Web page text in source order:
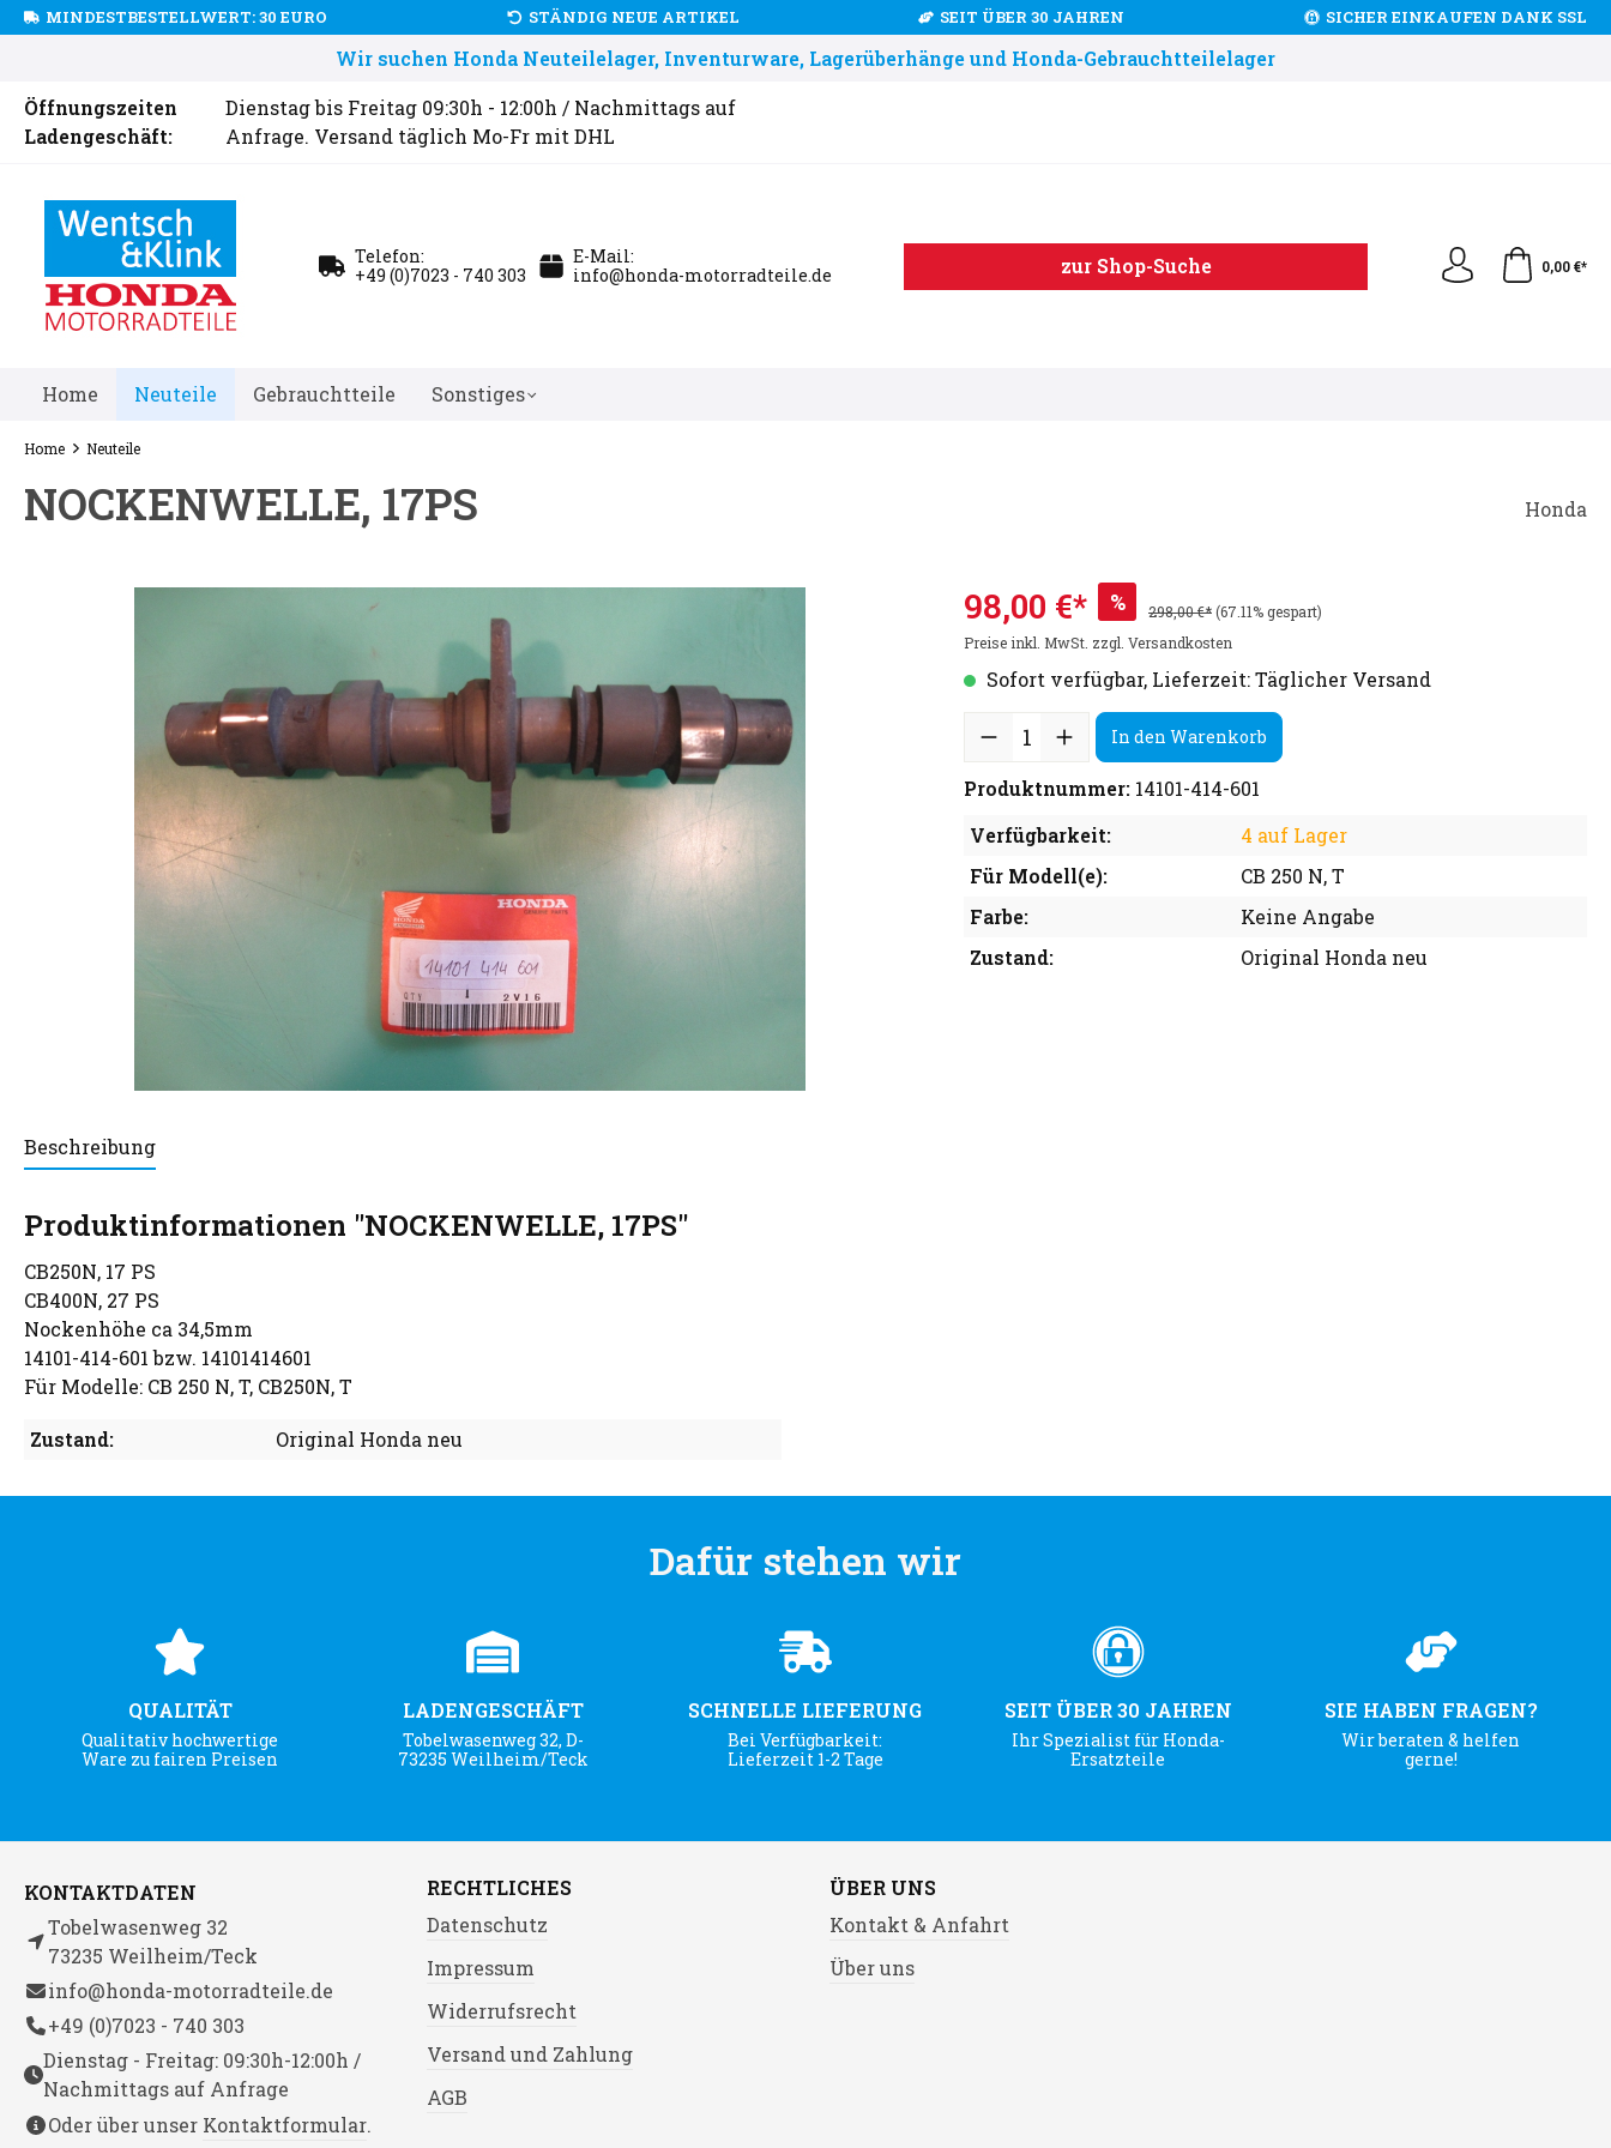
MINDESTBESTELLWERT: 30 EURO STÄNDIG NEUE ARTIKEL SEIT ÜBER 30 JAHREN SICHER EINKAUFEN DANK SSL
Wir suchen Honda Neuteilelager, Inventurware, Lagerüberhänge und Honda-Gebrauchtteilelager
Öffnungszeiten
Ladengeschäft:
Dienstag bis Freitag 09:30h - 12:00h / Nachmittags auf
Anfrage. Versand täglich Mo-Fr mit DHL
Telefon:
+49 (0)7023 - 740 303
E-Mail:
info@honda-motorradteile.de
zur Shop-Suche 0,00 €*
Home Neuteile Gebrauchtteile Sonstiges
Home Neuteile
NOCKENWELLE, 17PS Honda
98,00 €* % 298,00 €*(67.11% gespart)
Preise inkl. MwSt. zzgl. Versandkosten
Sofort verfügbar, Lieferzeit: Täglicher Versand
In den Warenkorb
Produktnummer: 14101-414-601
Verfügbarkeit:
4 auf Lager
Für Modell(e):
CB 250 N, T
Farbe:
Keine Angabe
Zustand:
Original Honda neu
Beschreibung
Produktinformationen "NOCKENWELLE, 17PS"
CB250N, 17 PS
CB400N, 27 PS
Nockenhöhe ca 34,5mm
14101-414-601 bzw. 14101414601
Für Modelle: CB 250 N, T, CB250N, T
Zustand: Original Honda neu
Dafür stehen wir
QUALITÄT
Qualitativ hochwertige
Ware zu fairen Preisen
LADENGESCHÄFT
Tobelwasenweg 32, D-
73235 Weilheim/Teck
SCHNELLE LIEFERUNG
Bei Verfügbarkeit:
Lieferzeit 1-2 Tage
SEIT ÜBER 30 JAHREN
Ihr Spezialist für Honda-
Ersatzteile
SIE HABEN FRAGEN?
Wir beraten & helfen
gerne!
KONTAKTDATEN
Tobelwasenweg 32
73235 Weilheim/Teck
info@honda-motorradteile.de
+49 (0)7023 - 740 303
Dienstag - Freitag: 09:30h-12:00h /
Nachmittags auf Anfrage
Oder über unser Kontaktformular.
RECHTLICHES
Datenschutz
Impressum
Widerrufsrecht
Versand und Zahlung
AGB
ÜBER UNS
Kontakt & Anfahrt
Über uns